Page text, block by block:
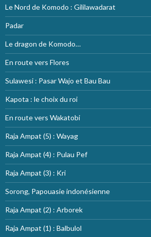
Le Nord de Komodo : Gililawadarat
Padar
Le dragon de Komodo…
En route vers Flores
Sulawesi : Pasar Wajo et Bau Bau
Kapota : le choix du roi
En route vers Wakatobi
Raja Ampat (5) : Wayag
Raja Ampat (4) : Pulau Pef
Raja Ampat (3) : Kri
Sorong, Papouasie indonésienne
Raja Ampat (2) : Arborek
Raja Ampat (1) : Balbulol